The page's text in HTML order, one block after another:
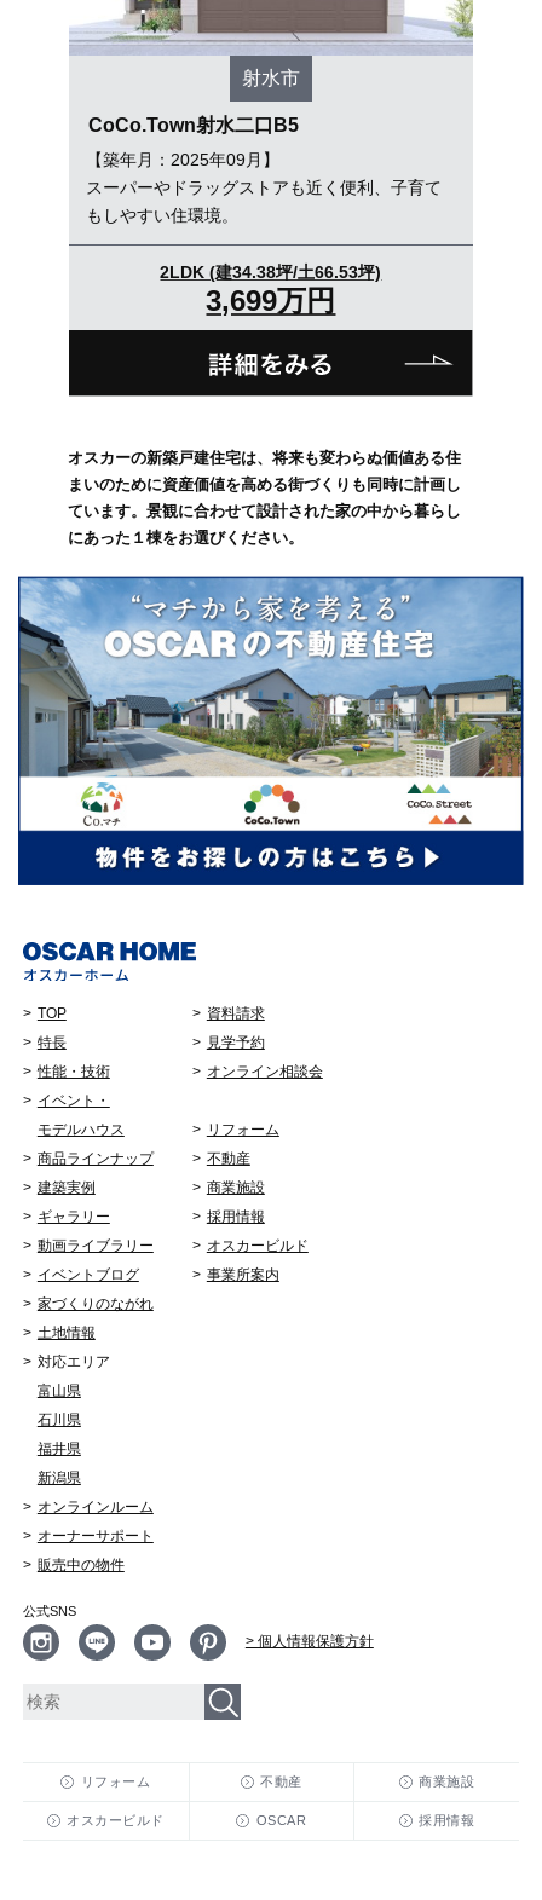
射水市
CoCo.Town射水二口B5
【築年月：2025年09月】
スーパーやドラッグストアも近く便利、子育て
もしやすい住環境。
2LDK (建34.38坪/土66.53坪)
3,699万円
オスカーの新築戸建住宅は、将来も変わらぬ価値ある住
まいのために資産価値を高める街づくりも同時に計画し
ています。景観に合わせて設計された家の中から暮らし
にあった１棟をお選びください。
TOP
特長
性能・技術
イベント・
モデルハウス
商品ラインナップ
建築実例
ギャラリー
動画ライブラリー
イベントブログ
家づくりのながれ
土地情報
対応エリア
富山県
石川県
福井県
新潟県
オンラインルーム
オーナーサポート
販売中の物件
資料請求
見学予約
オンライン相談会
リフォーム
不動産
商業施設
採用情報
オスカービルド
事業所案内
公式SNS
> 個人情報保護方針
リフォーム 不動産 商業施設
オスカービルド OSCAR 採用情報